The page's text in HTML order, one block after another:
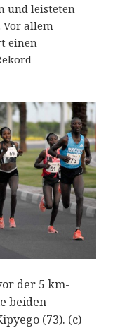
und leisteten
allem
einen
der 5 km-
beiden
(73). (c)